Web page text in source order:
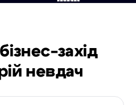
захід
невдач